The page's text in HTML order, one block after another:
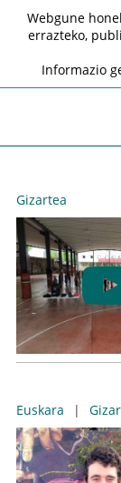
Gizartea
Euskara |
Webgune
errazteko,
Informazio